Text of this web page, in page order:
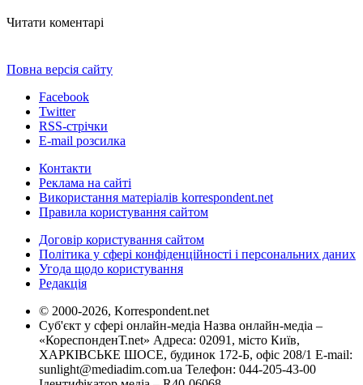
Читати коментарі
Повна версія сайту
Facebook
Twitter
RSS-стрічки
E-mail розсилка
Контакти
Реклама на сайті
Використання матеріалів korrespondent.net
Правила користування сайтом
Договір користування сайтом
Політика у сфері конфіденційності і персональних даних
Угода щодо користування
Редакція
© 2000-2026, Korrespondent.net
Суб'єкт у сфері онлайн-медіа Назва онлайн-медіа –
«КореспонденТ.net» Адреса: 02091, місто Київ,
ХАРКІВСЬКЕ ШОСЕ, будинок 172-Б, офіс 208/1 E-mail:
sunlight@mediadim.com.ua Телефон: 044-205-43-00